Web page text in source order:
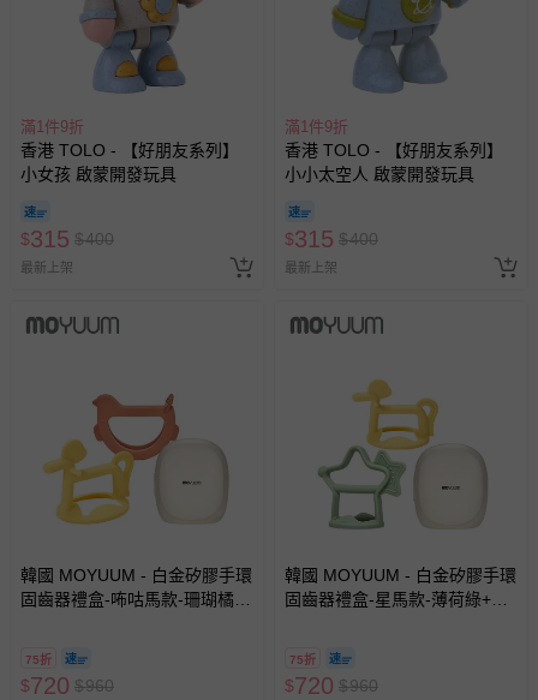
滿1件9折
香港 TOLO - 【好朋友系列】
小女孩 啟蒙開發玩具
$315 $400
最新上架
滿1件9折
香港 TOLO - 【好朋友系列】
小小太空人 啟蒙開發玩具
$315 $400
最新上架
韓國 MOYUUM - 白金矽膠手環
固齒器禮盒-咘咕馬款-珊瑚橘
75折
$720 $960
韓國 MOYUUM - 白金矽膠手環
固齒器禮盒-星馬款-薄荷綠+檸
75折
$720 $960